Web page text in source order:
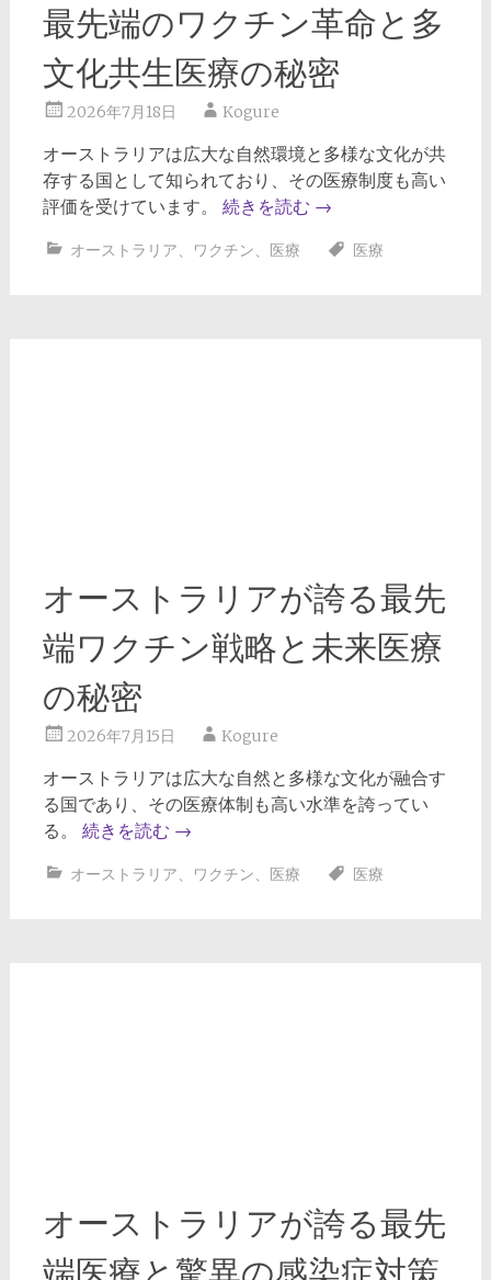
最先端のワクチン革命と多
文化共生医療の秘密
2026年7月18日 Kogure
オーストラリアは広大な自然環境と多様な文化が共
存する国として知られており、その医療制度も高い
評価を受けています。 続きを読む →
オーストラリア ワクチン 医療 医療
オーストラリアが誇る最先
端ワクチン戦略と未来医療
の秘密
2026年7月15日 Kogure
オーストラリアは広大な自然と多様な文化が融合す
る国であり、その医療体制も高い水準を誇ってい
る。 続きを読む →
オーストラリア、 ワクチン、 医療 医療
オーストラリアが誇る最先